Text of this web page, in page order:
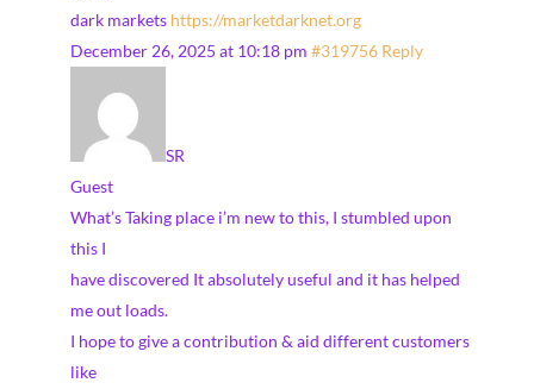
dark markets https://marketdarknet.org
December 26, 2025 at 10:18 pm #319756 Reply
SR
Guest
What’s Taking place i’m new to this, I stumbled upon
this I
have discovered It absolutely useful and it has helped
me out loads.
I hope to give a contribution & aid different customers
like